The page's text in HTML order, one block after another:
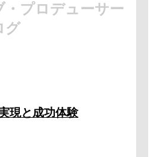
プロデューサー
グ
現と成功体験